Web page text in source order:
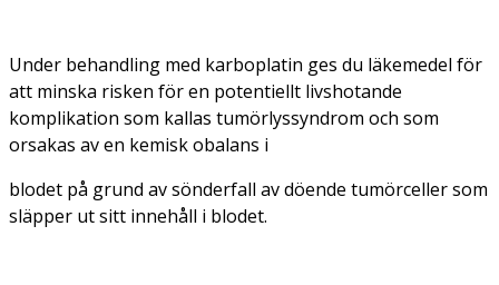
Under behandling med karboplatin ges du läkemedel för
att minska risken för en potentiellt livshotande
komplikation som kallas tumörlyssyndrom och som
orsakas av en kemisk obalans i
blodet på grund av sönderfall av döende tumörceller som
släpper ut sitt innehåll i blodet.